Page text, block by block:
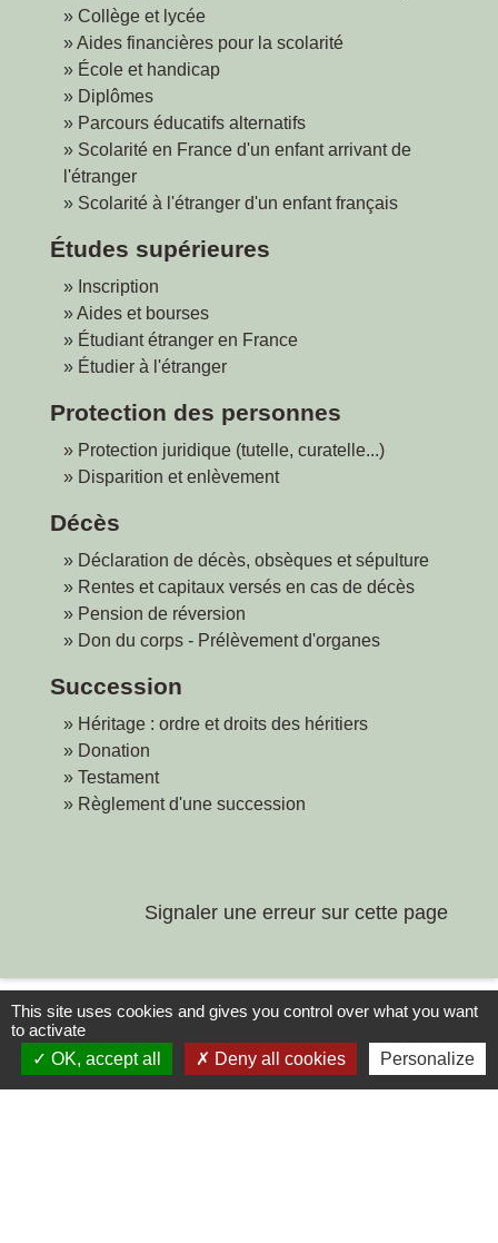
Collège et lycée
Aides financières pour la scolarité
École et handicap
Diplômes
Parcours éducatifs alternatifs
Scolarité en France d'un enfant arrivant de
l'étranger
Scolarité à l'étranger d'un enfant français
Études supérieures
Inscription
Aides et bourses
Étudiant étranger en France
Étudier à l'étranger
Protection des personnes
Protection juridique (tutelle, curatelle...)
Disparition et enlèvement
Décès
Déclaration de décès, obsèques et sépulture
Rentes et capitaux versés en cas de décès
Pension de réversion
Don du corps - Prélèvement d'organes
Succession
Héritage : ordre et droits des héritiers
Donation
Testament
Règlement d'une succession
Signaler une erreur sur cette page
This site uses cookies and gives you control over what you want
to activate
OK, accept all
Deny all cookies Personalize